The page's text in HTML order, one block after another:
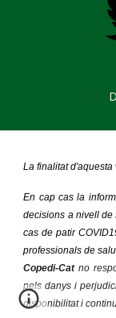
La finalitat
En cap cas la
decisions a nivell de
cas de patir
professionals de
Copedi-Catno
pels danys i
disponibilitat i